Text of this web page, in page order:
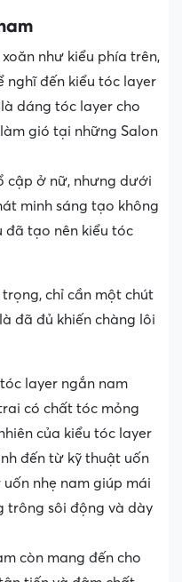
như kiểu phía trên,
nghĩ đến kiểu tóc layer
dáng tóc layer cho
gió tại những Salon
cập ở nữ, nhưng dưới
minh sáng tạo không
đã tạo nên kiểu tóc
chỉ cần một chút
đã đủ khiến chàng lôi
layer ngắn nam
có chất tóc mỏng
của kiểu tóc layer
đến từ kỹ thuật uốn
nhẹ nam giúp mái
trông sôi động và dày
còn mang đến cho